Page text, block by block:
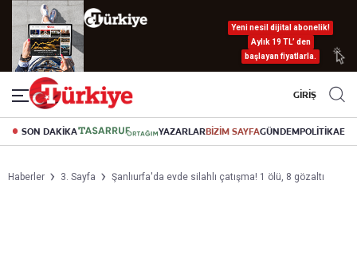
Yeni nesil dijital abonelik!
Aylık 19 TL’ den
başlayan fiyatlarla.
GİRİŞ
SON DAKİKA YAZARLARBİZİM SAYFAGÜNDEMPOLİTİKA
Haberler 3. Sayfa Şanlıurfa'da evde silahlı çatışma! 1 ölü, 8 gözaltı